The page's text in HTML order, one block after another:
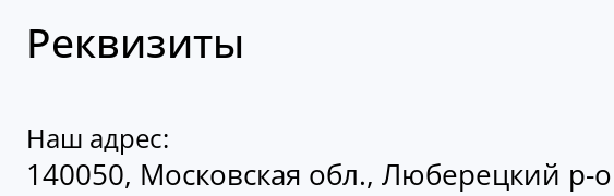
Реквизиты
Наш адрес:
140050, Московская обл., Люберецкий р-